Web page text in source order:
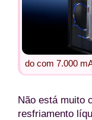
do com 7.000
Não está muito
resfriamento